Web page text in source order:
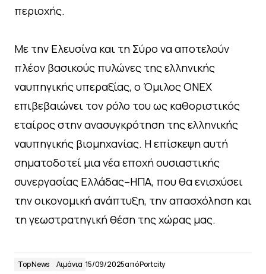
περιοχής.
Με την Ελευσίνα και τη Σύρο να αποτελούν
πλέον βασικούς πυλώνες της ελληνικής
ναυπηγικής υπεραξίας, ο Όμιλος ΟΝΕΧ
επιβεβαιώνει τον ρόλο του ως καθοριστικός
εταίρος στην ανασυγκρότηση της ελληνικής
ναυπηγικής βιομηχανίας. Η επίσκεψη αυτή
σηματοδοτεί μια νέα εποχή ουσιαστικής
συνεργασίας Ελλάδας–ΗΠΑ, που θα ενισχύσει
την οικονομική ανάπτυξη, την απασχόληση και
τη γεωστρατηγική θέση της χώρας μας.
Top News Λιμάνια 15/09/2025απόPortcity